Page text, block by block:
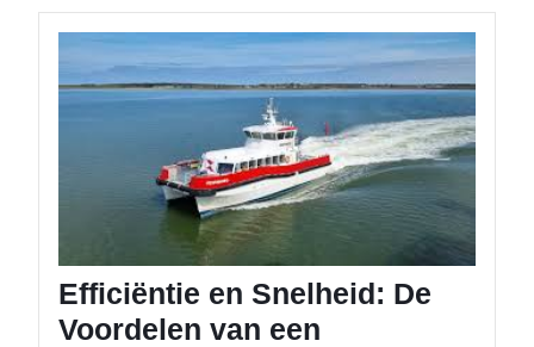
De
van
Efficiëntie en Snelheid: De
Voordelen van een